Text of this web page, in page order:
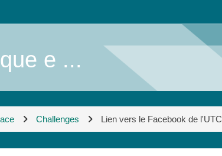
e ...
Challenges Lien vers le Facebook de l'UTC